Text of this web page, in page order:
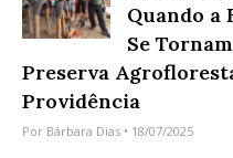
Quando a
Se
Preserva
Providência
Por Bárbara Dias • 18/07/2025